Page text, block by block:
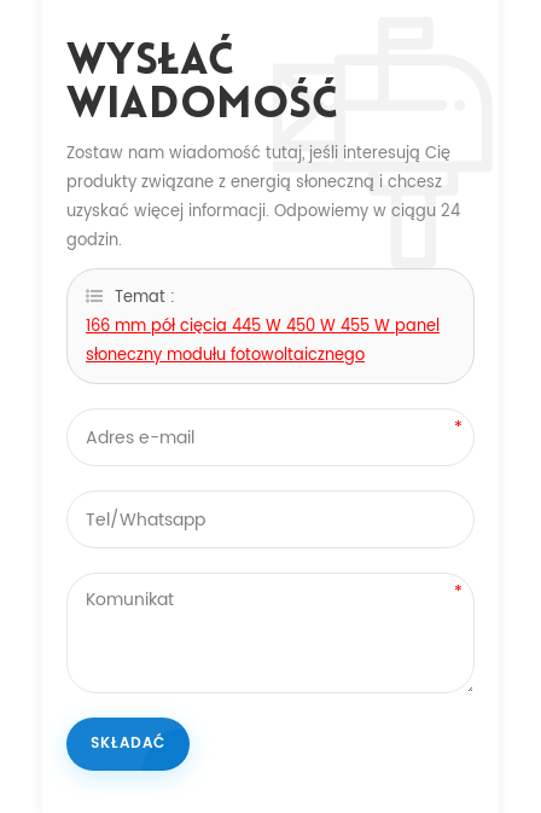
Wysłać
Wiadomość
Zostaw nam wiadomość tutaj, jeśli interesują Cię
produkty związane z energią słoneczną i chcesz
uzyskać więcej informacji. Odpowiemy w ciągu 24
godzin.
Temat :
166 mm pół cięcia 445 W 450 W 455 W panel
słoneczny modułu fotowoltaicznego